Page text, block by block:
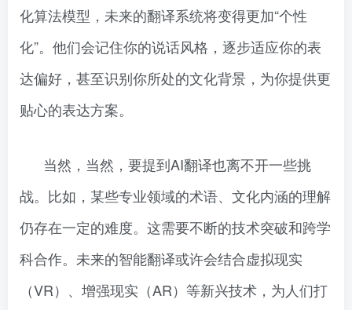
化算法模型，未来的翻译系统将变得更加“个性
化”。他们会记住你的说话风格，逐步适应你的表
达偏好，甚至识别你所处的文化背景，为你提供更
贴心的表达方案。
当然，当然，要提到AI翻译也离不开一些挑
战。比如，某些专业领域的术语、文化内涵的理解
仍存在一定的难度。这需要不断的技术突破和跨学
科合作。未来的智能翻译或许会结合虚拟现实
（VR）、增强现实（AR）等新兴技术，为人们打